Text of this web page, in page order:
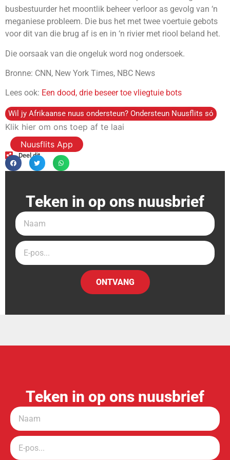
busbestuurder het moontlik beheer verloor as gevolg van ‘n
meganiese probleem. Die bus het met twee voertuie gebots
voor dit van die brug af is en in ‘n rivier met riool beland het.
Die oorsaak van die ongeluk word nog ondersoek.
Bronne: CNN, New York Times, NBC News
Lees ook: Een dood, drie beseer toe vliegtuie bots
Wil jy Afrikaanse nuus ondersteun? Ondersteun Nuusflits só
Klik hier om ons toep af te laai
Nuusflits App
Deel dit
Teken in op ons nuusbrief
ONTVANG
Teken in op ons nuusbrief